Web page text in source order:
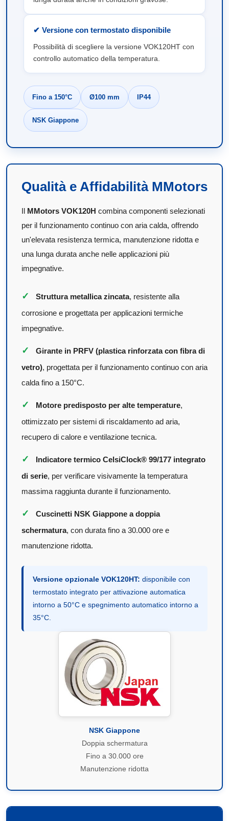
✔ Versione con termostato disponibile
Possibilità di scegliere la versione VOK120HT con
controllo automatico della temperatura.
Fino a 150°C Ø100 mm IP44
NSK Giappone
Qualità e Affidabilità MMotors
Il MMotors VOK120H combina componenti selezionati
per il funzionamento continuo con aria calda, offrendo
un'elevata resistenza termica, manutenzione ridotta e
una lunga durata anche nelle applicazioni più
impegnative.
✓ Struttura metallica zincata, resistente alla
corrosione e progettata per applicazioni termiche
impegnative.
✓
Girante in PRFV (plastica rinforzata con fibra di
vetro), progettata per il funzionamento continuo con aria
calda fino a 150°C.
✓ Motore predisposto per alte temperature,
ottimizzato per sistemi di riscaldamento ad aria,
recupero di calore e ventilazione tecnica.
✓
Indicatore termico CelsiClock® 99/177 integrato
di serie, per verificare visivamente la temperatura
massima raggiunta durante il funzionamento.
✓
Cuscinetti NSK Giappone a doppia
schermatura, con durata fino a 30.000 ore e
manutenzione ridotta.
Versione opzionale VOK120HT: disponibile con
termostato integrato per attivazione automatica
intorno a 50°C e spegnimento automatico intorno a
35°C.
NSK Giappone
Doppia schermatura
Fino a 30.000 ore
Manutenzione ridotta